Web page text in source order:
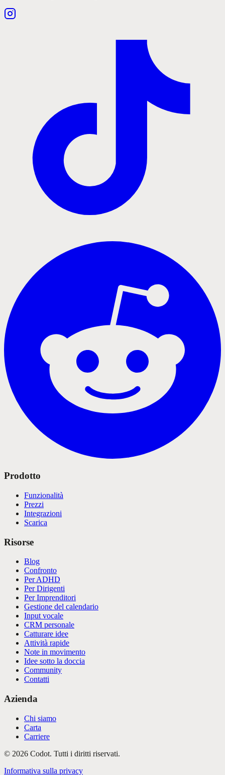
Prodotto
Funzionalità
Prezzi
Integrazioni
Scarica
Risorse
Blog
Confronto
Per ADHD
Per Dirigenti
Per Imprenditori
Gestione del calendario
Input vocale
CRM personale
Catturare idee
Attività rapide
Note in movimento
Idee sotto la doccia
Community
Contatti
Azienda
Chi siamo
Carta
Carriere
© 2026 Codot. Tutti i diritti riservati.
Informativa sulla privacy